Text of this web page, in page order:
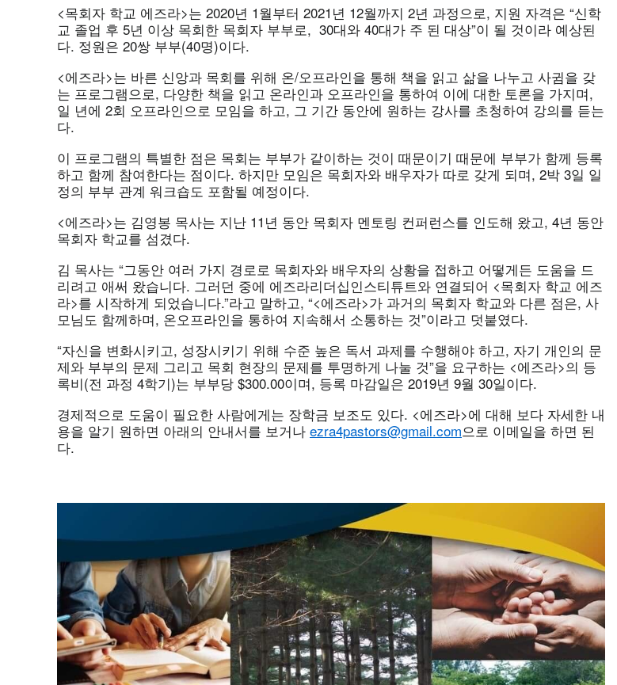
<목회자 학교 에즈라>는 2020년 1월부터 2021년 12월까지 2년 과정으로, 지원 자격은 “신학
교 졸업 후 5년 이상 목회한 목회자 부부로, 30대와 40대가 주 된 대상”이 될 것이라 예상된
다. 정원은 20쌍 부부(40명)이다.
<에즈라>는 바른 신앙과 목회를 위해 온/오프라인을 통해 책을 읽고 삶을 나누고 사귐을 갖
는 프로그램으로, 다양한 책을 읽고 온라인과 오프라인을 통하여 이에 대한 토론을 가지며,
일 년에 2회 오프라인으로 모임을 하고, 그 기간 동안에 원하는 강사를 초청하여 강의를 듣는
다.
이 프로그램의 특별한 점은 목회는 부부가 같이하는 것이 때문이기 때문에 부부가 함께 등록
하고 함께 참여한다는 점이다. 하지만 모임은 목회자와 배우자가 따로 갖게 되며, 2박 3일 일
정의 부부 관계 워크숍도 포함될 예정이다.
<에즈라>는 김영봉 목사는 지난 11년 동안 목회자 멘토링 컨퍼런스를 인도해 왔고, 4년 동안
목회자 학교를 섬겼다.
김 목사는 “그동안 여러 가지 경로로 목회자와 배우자의 상황을 접하고 어떻게든 도움을 드
리려고 애써 왔습니다. 그러던 중에 에즈라리더십인스티튜트와 연결되어 <목회자 학교 에즈
라>를 시작하게 되었습니다.”라고 말하고, “<에즈라>가 과거의 목회자 학교와 다른 점은, 사
모님도 함께하며, 온오프라인을 통하여 지속해서 소통하는 것”이라고 덧붙였다.
“자신을 변화시키고, 성장시키기 위해 수준 높은 독서 과제를 수행해야 하고, 자기 개인의 문
제와 부부의 문제 그리고 목회 현장의 문제를 투명하게 나눌 것”을 요구하는 <에즈라>의 등
록비(전 과정 4학기)는 부부당 $300.00이며, 등록 마감일은 2019년 9월 30일이다.
경제적으로 도움이 필요한 사람에게는 장학금 보조도 있다. <에즈라>에 대해 보다 자세한 내
용을 알기 원하면 아래의 안내서를 보거나 ezra4pastors@gmail.com으로 이메일을 하면 된
다.